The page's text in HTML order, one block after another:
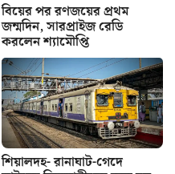
বিয়ের পর রণজয়ের প্রথম
জন্মদিন, সারপ্রাইজ রেডি
করলেন শ্যামৌপ্তি
শিয়ালদহ- রানাঘাট-গেদে